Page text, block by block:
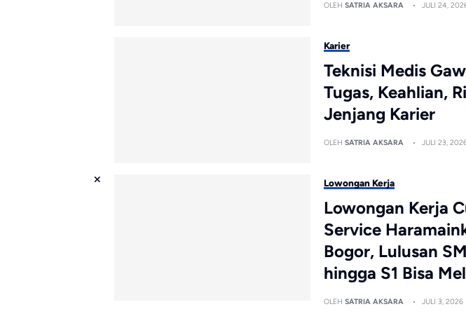
OLEHSATRIA AKSARA JULI 24,
Karier
Teknisi Medis
Tugas, Keahlian,
Jenjang Karier
OLEHSATRIA AKSARA JULI 23,
Lowongan Kerja
Lowongan Kerja
Service
Bogor, Lulusan
hingga S1 Bisa
OLEHSATRIA AKSARA JULI 3, 2026